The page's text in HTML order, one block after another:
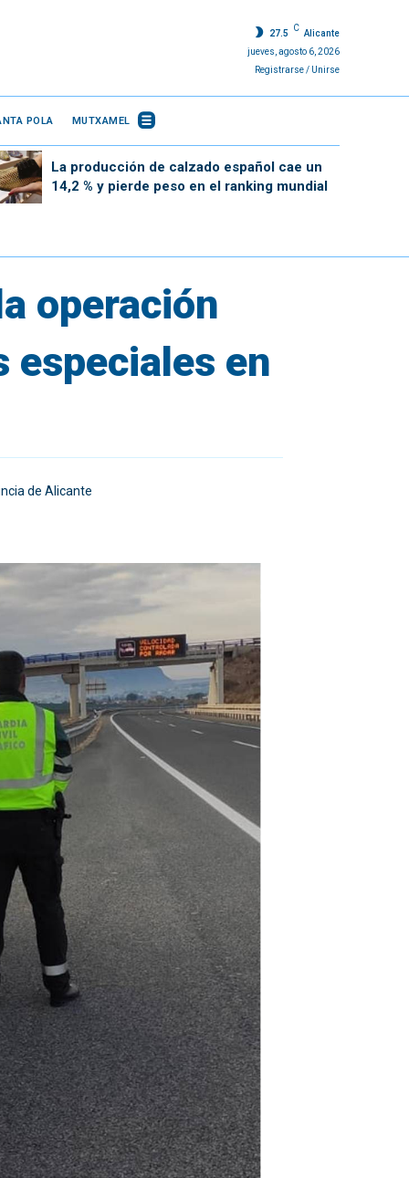
27.5
C
Alicante
jueves, agosto 6, 2026
Registrarse / Unirse
POLA MUTXAMEL
La producción de calzado español cae un
14,2 % y pierde peso en el ranking mundial
operación
especiales en
de Alicante